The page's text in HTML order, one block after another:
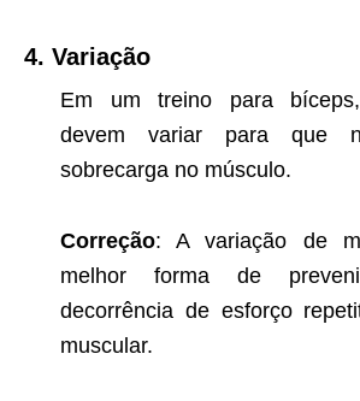
4. Variação
Em um treino para
devem variar para que
sobrecarga no músculo.
Correção: A variação de
melhor forma de
decorrência de esforço
muscular.